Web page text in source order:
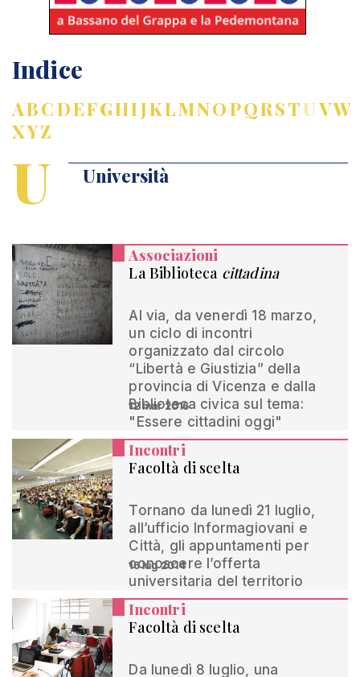
Indice
ABCDEFGHIJKLMNOPQRSTUVW
XYZ
U Università
Associazioni
La Biblioteca cittadina
Al via, da venerdì 18 marzo,
un ciclo di incontri
organizzato dal circolo
“Libertà e Giustizia” della
provincia di Vicenza e dalla
Biblioteca civica sul tema:
"Essere cittadini oggi"
12 mar 2016
Incontri
Facoltà di scelta
Tornano da lunedì 21 luglio,
all’ufficio Informagiovani e
Città, gli appuntamenti per
conoscere l’offerta
universitaria del territorio
16 lug 2014
Incontri
Facoltà di scelta
Da lunedì 8 luglio, una